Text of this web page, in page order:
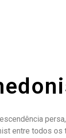
entre todos